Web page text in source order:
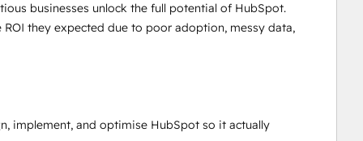
businesses unlock the full potential of HubSpot.
they expected due to poor adoption, messy data,
implement, and optimise HubSpot so it actually